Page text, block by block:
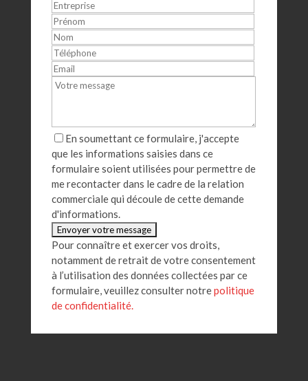
En soumettant ce formulaire, j'accepte
que les informations saisies dans ce
formulaire soient utilisées pour permettre de
me recontacter dans le cadre de la relation
commerciale qui découle de cette demande
d'informations.
Pour connaître et exercer vos droits,
notamment de retrait de votre consentement
à l’utilisation des données collectées par ce
formulaire, veuillez consulter notrepolitique
de confidentialité.